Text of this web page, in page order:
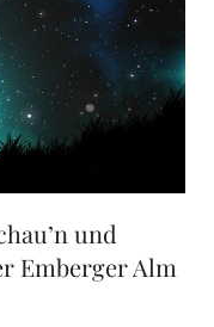
und
Emberger Alm